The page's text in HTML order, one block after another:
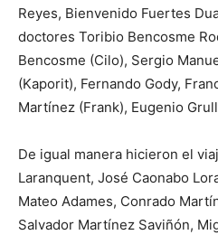
Reyes, Bienvenido Fuertes
doctores Toribio Bencosme
Bencosme (Cilo), Sergio
(Kaporit), Fernando Gody,
Martínez (Frank), Eugenio
De igual manera hicieron el
Laranquent, José Caonabo
Mateo Adames, Conrado
Salvador Martínez Saviñón,